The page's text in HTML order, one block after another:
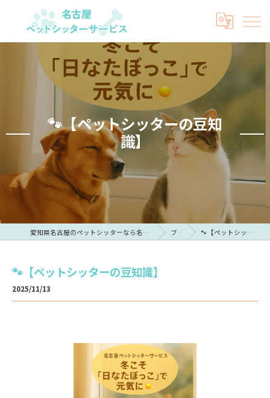
🐾【ペットシッターの豆知
識】
愛知県名古屋のペットシッターなら名古屋ペットシッターサービス ブログ 🐾【ペットシッターの豆知識】
🐾【ペットシッターの豆知識】
2025/11/13